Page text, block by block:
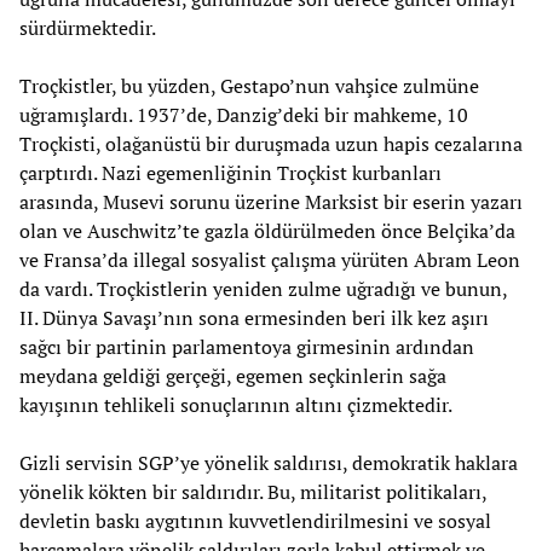
sürdürmektedir.
Troçkistler, bu yüzden, Gestapo’nun vahşice zulmüne
uğramışlardı. 1937’de, Danzig’deki bir mahkeme, 10
Troçkisti, olağanüstü bir duruşmada uzun hapis cezalarına
çarptırdı. Nazi egemenliğinin Troçkist kurbanları
arasında, Musevi sorunu üzerine Marksist bir eserin yazarı
olan ve Auschwitz’te gazla öldürülmeden önce Belçika’da
ve Fransa’da illegal sosyalist çalışma yürüten Abram Leon
da vardı. Troçkistlerin yeniden zulme uğradığı ve bunun,
II. Dünya Savaşı’nın sona ermesinden beri ilk kez aşırı
sağcı bir partinin parlamentoya girmesinin ardından
meydana geldiği gerçeği, egemen seçkinlerin sağa
kayışının tehlikeli sonuçlarının altını çizmektedir.
Gizli servisin SGP’ye yönelik saldırısı, demokratik haklara
yönelik kökten bir saldırıdır. Bu, militarist politikaları,
devletin baskı aygıtının kuvvetlendirilmesini ve sosyal